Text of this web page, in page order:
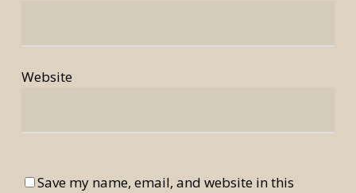
Website
Save my name, email, and website in this